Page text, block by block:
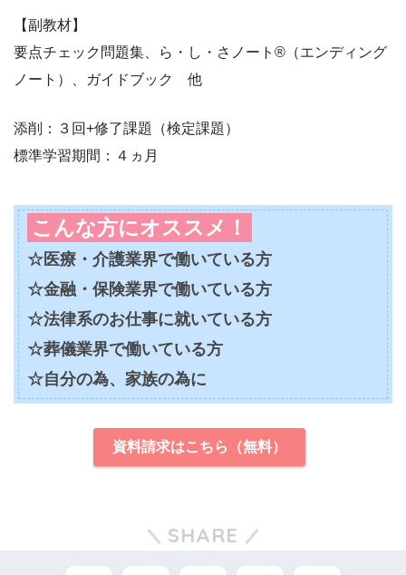
【副教材】
要点チェック問題集、ら・し・さノート®（エンディング
ノート）、ガイドブック 他
添削：３回+修了課題（検定課題）
標準学習期間：４ヵ月
こんな方にオススメ！
☆医療・介護業界で働いている方
☆金融・保険業界で働いている方
☆法律系のお仕事に就いている方
☆葬儀業界で働いている方
☆自分の為、家族の為に
資料請求はこちら（無料）
SHARE